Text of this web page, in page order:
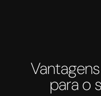
para o